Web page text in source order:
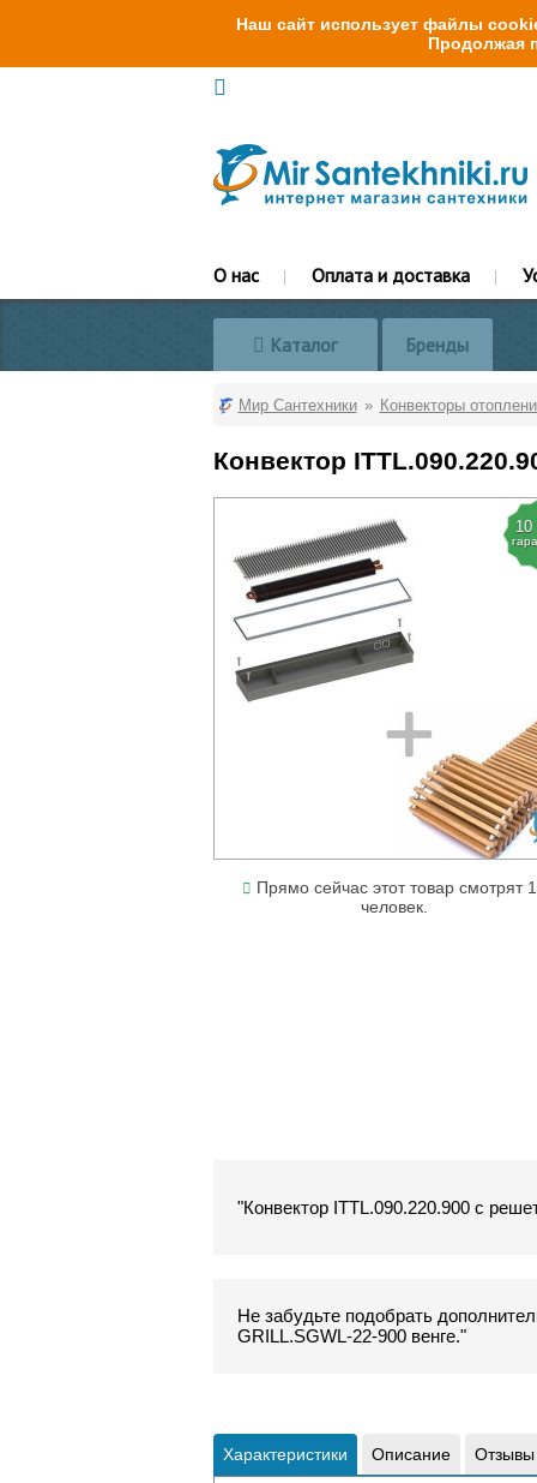
Наш сайт использует файлы
Продолжая
О нас Оплата и доставка
Каталог Бренды
Мир Сантехники Конвекторы
Конвектор
10
Прямо сейчас этот товар смотрят
человек.
"Конвектор ITTL.090.220.900 с
Не забудьте подобрать
GRILL.SGWL-22-900 венге."
Характеристики Описание Отзывы